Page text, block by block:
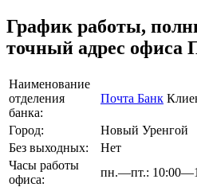
График работы,
точный адрес офиса
Наименование
отделения
банка:
Почта Банк
Город:
Новый Уренгой
Без выходных:
Нет
Часы работы
офиса:
пн.—пт.: